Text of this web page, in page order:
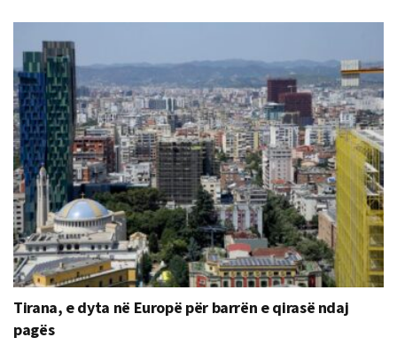
Tirana, e dyta në Europë për barrën e qirasë ndaj
pagës